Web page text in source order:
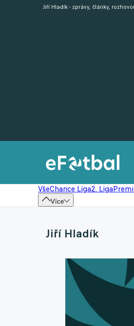
VšeChance Liga2. Liga
Více
Jiří Hladík - zprávy, články,
Jiří Hladík